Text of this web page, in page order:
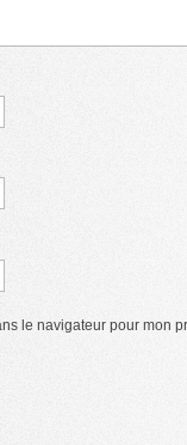
le navigateur pour mon